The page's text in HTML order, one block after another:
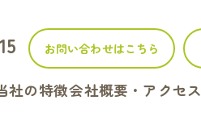
お問い合わせはこちら
社の特徴会社概要・アクセス